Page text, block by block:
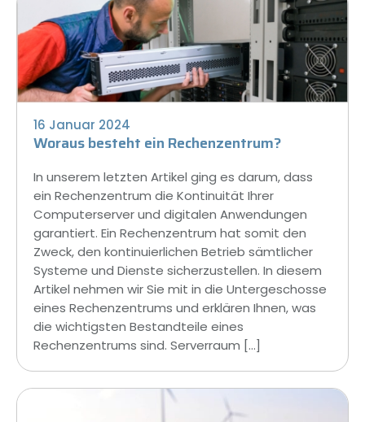
16 Januar 2024
Woraus besteht ein Rechenzentrum?
In unserem letzten Artikel ging es darum, dass
ein Rechenzentrum die Kontinuität Ihrer
Computerserver und digitalen Anwendungen
garantiert. Ein Rechenzentrum hat somit den
Zweck, den kontinuierlichen Betrieb sämtlicher
Systeme und Dienste sicherzustellen. In diesem
Artikel nehmen wir Sie mit in die Untergeschosse
eines Rechenzentrums und erklären Ihnen, was
die wichtigsten Bestandteile eines
Rechenzentrums sind. Serverraum […]